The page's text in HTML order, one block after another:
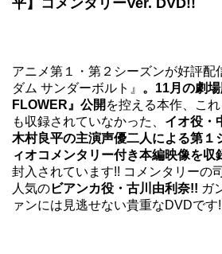
アニメ第１・第２シーズンが好評配
ダム サンダーボルト』 。11月の劇
FLOWER』公開 を控える本作、こ
も収録されていなかった、 イオ役・
木村良平の主演声優二人による第１
ィオコメンタリー付き本編映像を収
封入されています!! コメンタリーの
人気のビアンカ役・古川由利奈!! ガ
ァンには見逃せない貴重なDVDです